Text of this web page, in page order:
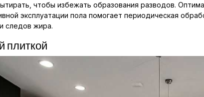
чтобы избежать образования разводов.
эксплуатации пола помогает периодическая
следов жира.
плиткой